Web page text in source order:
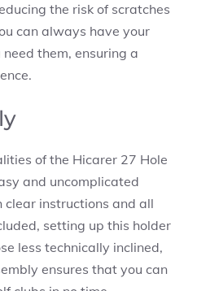
the risk of scratches
can always have your
them, ensuring a
of the Hicarer 27 Hole
and uncomplicated
instructions and all
setting up this holder
less technically inclined,
ensures that you can